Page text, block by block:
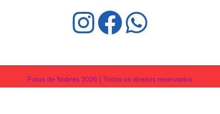
Fatos de Nobres 2026 | Todos os direitos reservados